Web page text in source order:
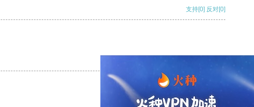
支持[0] 反对[0]